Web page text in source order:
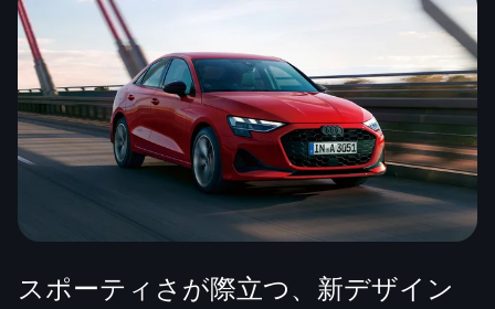
スポーティさが際立つ、新デザイン